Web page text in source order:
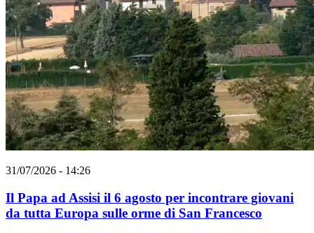
31/07/2026 - 14:26
Il Papa ad Assisi il 6 agosto per incontrare giovani
da tutta Europa sulle orme di San Francesco